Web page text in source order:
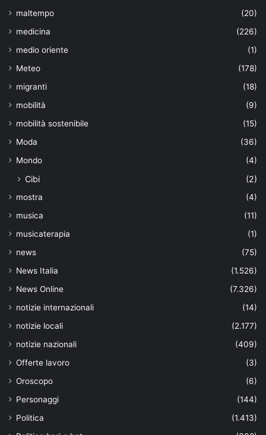
maltempo
(20)
medicina
(226)
medio oriente
(1)
Meteo
(178)
migranti
(18)
mobilità
(9)
mobilità sostenibile
(15)
Moda
(36)
Mondo
(4)
Cibi (2)
mostra
(4)
musica
(11)
musicaterapia
(1)
news
(75)
News Italia
(1.526)
News Online
(7.326)
notizie internazionali
(14)
notizie locali
(2.177)
notizie nazionali
(409)
Offerte lavoro
(3)
Oroscopo
(6)
Personaggi
(144)
Politica
(1.413)